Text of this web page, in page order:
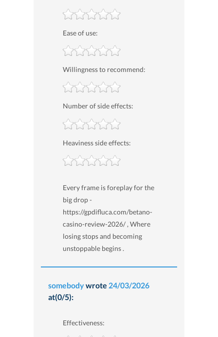
Ease of use:
Willingness to recommend:
Number of side effects:
Heaviness side effects:
Every frame is foreplay for the
big drop -
https://gpdifluca.com/betano-
casino-review-2026/ , Where
losing stops and becoming
unstoppable begins .
somebodywrote 24/03/2026
at(0/5):
Effectiveness: